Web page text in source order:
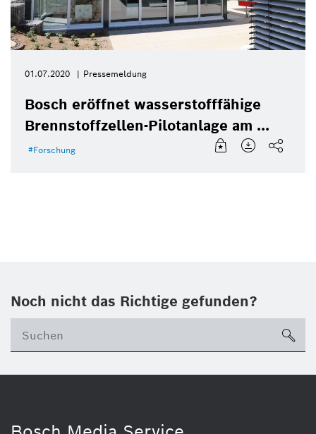
01.07.2020 Pressemeldung
Bosch eröffnet wasserstofffähige
Brennstoffzellen-Pilotanlage am ...
Forschung
Noch nicht das Richtige gefunden?